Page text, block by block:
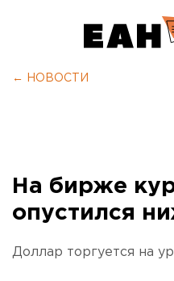
← НОВОСТИ
На бирже
опустился
Доллар торгуется на